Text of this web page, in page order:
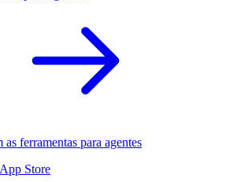
as ferramentas para agentes
Store